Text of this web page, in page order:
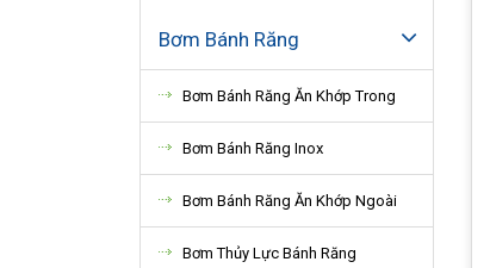
Bơm Bánh Răng
Bơm Bánh Răng Ăn Khớp Trong
Bơm Bánh Răng Inox
Bơm Bánh Răng Ăn Khớp Ngoài
Bơm Thủy Lực Bánh Răng